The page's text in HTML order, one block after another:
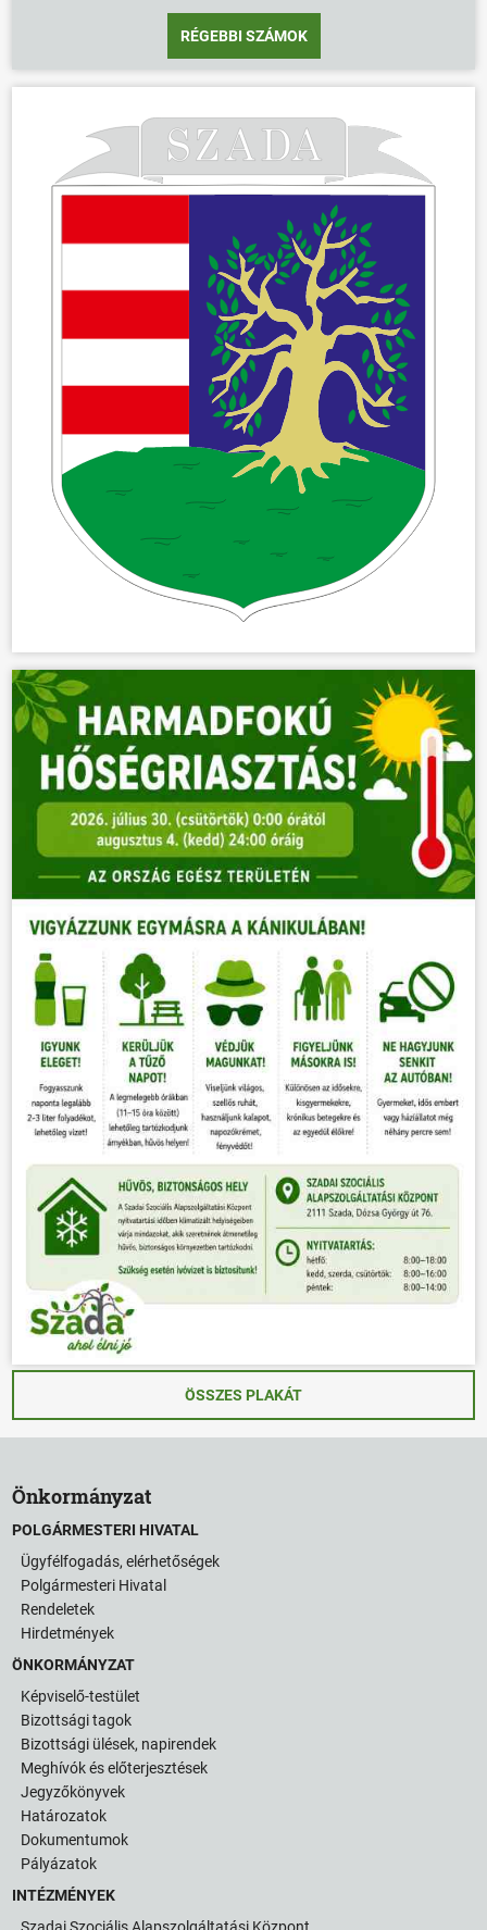
ÜGYINTÉZÉS
KÖZÖSSÉG
HÍREK
VÁLASZTÁSOK
RÉGEBBI SZÁMOK
ÖSSZES PLAKÁT
Önkormányzat
POLGÁRMESTERI HIVATAL
Ügyfélfogadás, elérhetőségek
Polgármesteri Hivatal
Rendeletek
Hirdetmények
ÖNKORMÁNYZAT
Képviselő-testület
Bizottsági tagok
Bizottsági ülések, napirendek
Meghívók és előterjesztések
Jegyzőkönyvek
Határozatok
Dokumentumok
Pályázatok
INTÉZMÉNYEK